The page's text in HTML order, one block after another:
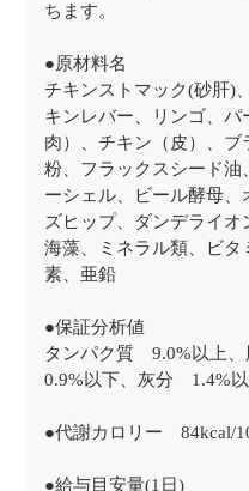
ちます。
●原材料名
チキンストマック(砂肝)
キンレバー、リンゴ、
肉）、チキン（皮）、
粉、フラックスシード油
ーシェル、ビール酵母
ズヒップ、ダンデライオ
海藻、ミネラル類、ビタ
素、亜鉛
●保証分析値
タンパク質 9.0%以上
0.9%以下、灰分 1.4%
●代謝カロリー 84kcal/
●給与目安量(1日)